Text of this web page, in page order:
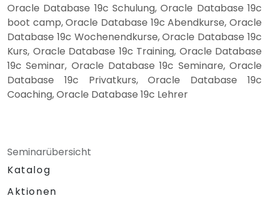
Oracle Database 19c Schulung, Oracle Database 19c
boot camp, Oracle Database 19c Abendkurse, Oracle
Database 19c Wochenendkurse, Oracle Database 19c
Kurs, Oracle Database 19c Training, Oracle Database
19c Seminar, Oracle Database 19c Seminare, Oracle
Database 19c Privatkurs, Oracle Database 19c
Coaching, Oracle Database 19c Lehrer
Seminarübersicht
Katalog
Aktionen